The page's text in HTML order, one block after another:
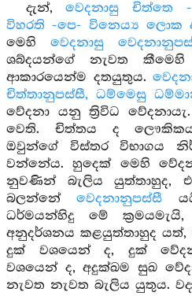
දැන්,වෙදනාසු චිත්තෙ
විහරති -පෙ- විනෙය්‍ය ලොක
මෙහි වෙදනාසු
ශබ්දයන්ගේ නැවත කීමෙහි
ආකාරයෙන්ම දතයුතුය.
චිත්තානුපස්සී, ධම්මෙසු
වේදනා යනු ත්‍රිවිධ
වෙති. චිත්තය ද
ඔවුන්ගේ විස්තර විභාගය
වන්නේය. හුදෙක් මෙහි
නුවණින් බැලිය යුත්තාහුද,
බලන්නේවෙදනානුපස්සී
ධර්මයන්හිදු මේ
අනුදර්ශනය කළයුත්තාහුද යත්,
දුක් වශයෙන් ද, දුක්
වශයෙන් ද, අදුක්ඛම සුඛ
නැවත නැවත බැලිය යුතුය.